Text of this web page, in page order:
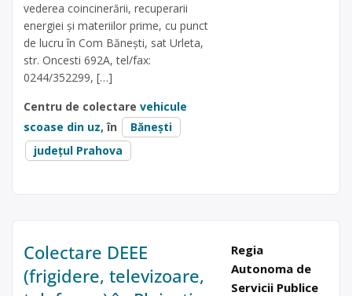
vederea coincinerării, recuperarii
energiei și materiilor prime, cu punct
de lucru în Com Bănești, sat Urleta,
str. Oncesti 692A, tel/fax:
0244/352299, […]
Centru de colectare vehicule
scoase din uz, în
Bănești
județul Prahova
Colectare DEEE
(frigidere, televizoare,
Regia
Autonoma de
Servicii Publice